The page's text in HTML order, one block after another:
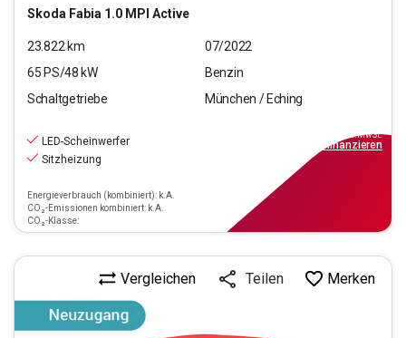
Skoda Fabia 1.0 MPI Active
23.822km
07/2022
65 PS/48 kW
Benzin
Schaltgetriebe
München / Eching
LED-Scheinwerfer
Sitzheizung
Energieverbrauch (kombiniert): k.A.
CO₂-Emissionen kombiniert: k.A.
CO₂-Klasse:
inkl.MwSt.
finanzieren
Vergleichen Teilen Merken